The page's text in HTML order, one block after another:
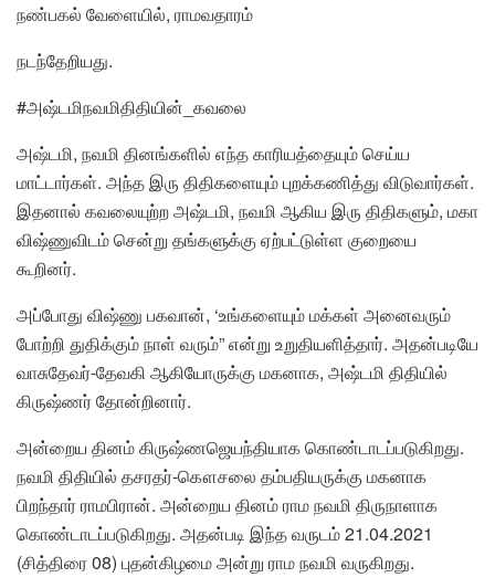
நண்பகல் வேளையில், ராமவதாரம்
நடந்தேறியது.
#அஷ்டமிநவமிதிதியின்_கவலை
அஷ்டமி, நவமி தினங்களில் எந்த காரியத்தையும் செய்ய
மாட்டார்கள். அந்த இரு திதிகளையும் புறக்கணித்து விடுவார்கள்.
இதனால் கவலையுற்ற அஷ்டமி, நவமி ஆகிய இரு திதிகளும், மகா
விஷ்ணுவிடம் சென்று தங்களுக்கு ஏற்பட்டுள்ள குறையை
கூறினர்.
அப்போது விஷ்ணு பகவான், ‘உங்களையும் மக்கள் அனைவரும்
போற்றி துதிக்கும் நாள் வரும்” என்று உறுதியளித்தார். அதன்படியே
வாசுதேவர்-தேவகி ஆகியோருக்கு மகனாக, அஷ்டமி திதியில்
கிருஷ்ணர் தோன்றினார்.
அன்றைய தினம் கிருஷ்ணஜெயந்தியாக கொண்டாடப்படுகிறது.
நவமி திதியில் தசரதர்-கௌசலை தம்பதியருக்கு மகனாக
பிறந்தார் ராமபிரான். அன்றைய தினம் ராம நவமி திருநாளாக
கொண்டாடப்படுகிறது. அதன்படி இந்த வருடம் 21.04.2021
(சித்திரை 08) புதன்கிழமை அன்று ராம நவமி வருகிறது.